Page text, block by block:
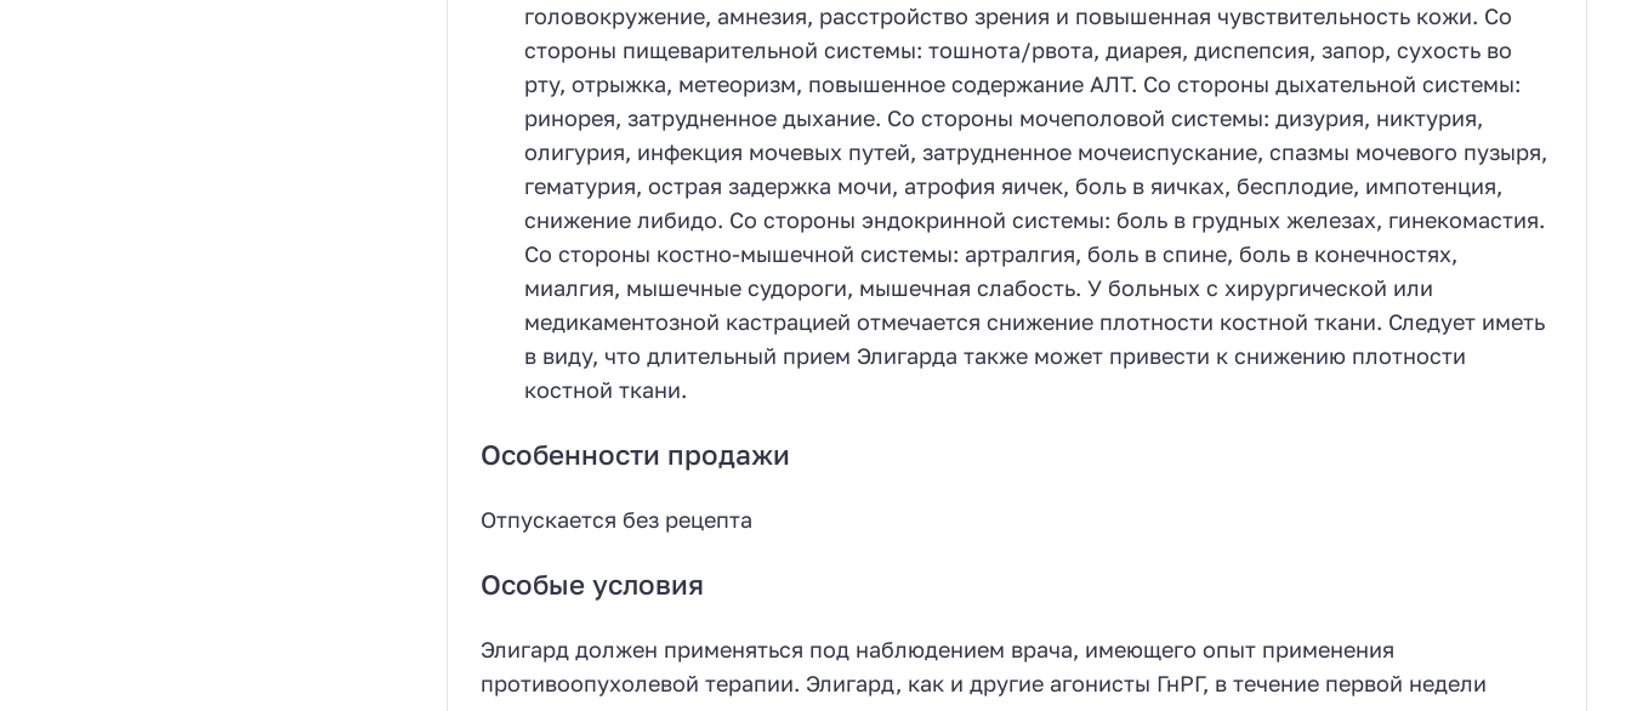
головокружение, амнезия, расстройство зрения и повышенная чувствительность кожи. Со
стороны пищеварительной системы: тошнота/рвота, диарея, диспепсия, запор, сухость во
рту, отрыжка, метеоризм, повышенное содержание АЛТ. Со стороны дыхательной системы:
ринорея, затрудненное дыхание. Со стороны мочеполовой системы: дизурия, никтурия,
олигурия, инфекция мочевых путей, затрудненное мочеиспускание, спазмы мочевого пузыря,
гематурия, острая задержка мочи, атрофия яичек, боль в яичках, бесплодие, импотенция,
снижение либидо. Со стороны эндокринной системы: боль в грудных железах, гинекомастия.
Со стороны костно-мышечной системы: артралгия, боль в спине, боль в конечностях,
миалгия, мышечные судороги, мышечная слабость. У больных с хирургической или
медикаментозной кастрацией отмечается снижение плотности костной ткани. Следует иметь
в виду, что длительный прием Элигарда также может привести к снижению плотности
костной ткани.
Особенности продажи
Отпускается без рецепта
Особые условия
Элигард должен применяться под наблюдением врача, имеющего опыт применения
противоопухолевой терапии. Элигард, как и другие агонисты ГнРГ, в течение первой недели